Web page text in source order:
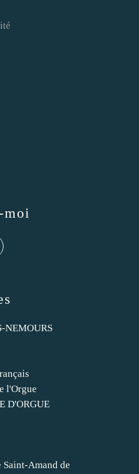
NEMOURS
l'Orgue
D'ORGUE
Saint-Amand de
moi